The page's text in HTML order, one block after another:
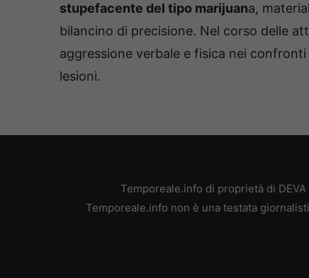
stupefacente del tipo marijuana,
bilancino di precisione. Nel corso delle
aggressione verbale e fisica nei
lesioni.
Temporeale.info di proprietà di
Temporeale.info non è una testata